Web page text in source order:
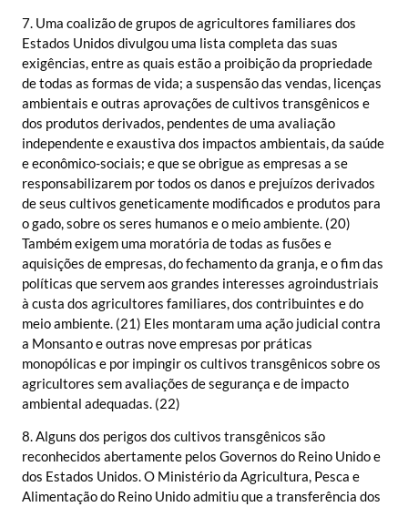
7. Uma coalizão de grupos de agricultores familiares dos
Estados Unidos divulgou uma lista completa das suas
exigências, entre as quais estão a proibição da propriedade
de todas as formas de vida; a suspensão das vendas, licenças
ambientais e outras aprovações de cultivos transgênicos e
dos produtos derivados, pendentes de uma avaliação
independente e exaustiva dos impactos ambientais, da saúde
e econômico-sociais; e que se obrigue as empresas a se
responsabilizarem por todos os danos e prejuízos derivados
de seus cultivos geneticamente modificados e produtos para
o gado, sobre os seres humanos e o meio ambiente. (20)
Também exigem uma moratória de todas as fusões e
aquisições de empresas, do fechamento da granja, e o fim das
políticas que servem aos grandes interesses agroindustriais
à custa dos agricultores familiares, dos contribuintes e do
meio ambiente. (21) Eles montaram uma ação judicial contra
a Monsanto e outras nove empresas por práticas
monopólicas e por impingir os cultivos transgênicos sobre os
agricultores sem avaliações de segurança e de impacto
ambiental adequadas. (22)
8. Alguns dos perigos dos cultivos transgênicos são
reconhecidos abertamente pelos Governos do Reino Unido e
dos Estados Unidos. O Ministério da Agricultura, Pesca e
Alimentação do Reino Unido admitiu que a transferência dos